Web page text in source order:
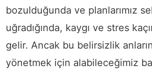
bozulduğunda ve planlarımız
uğradığında, kaygı ve stres
gelir. Ancak bu belirsizlik
yönetmek için alabileceğimiz